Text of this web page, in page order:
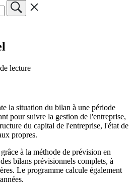
lecture
la situation du bilan à une période
pour suivre la gestion de l'entreprise,
du capital de l'entreprise, l'état de
propres.
à la méthode de prévision en
bilans prévisionnels complets, à
Le programme calcule également